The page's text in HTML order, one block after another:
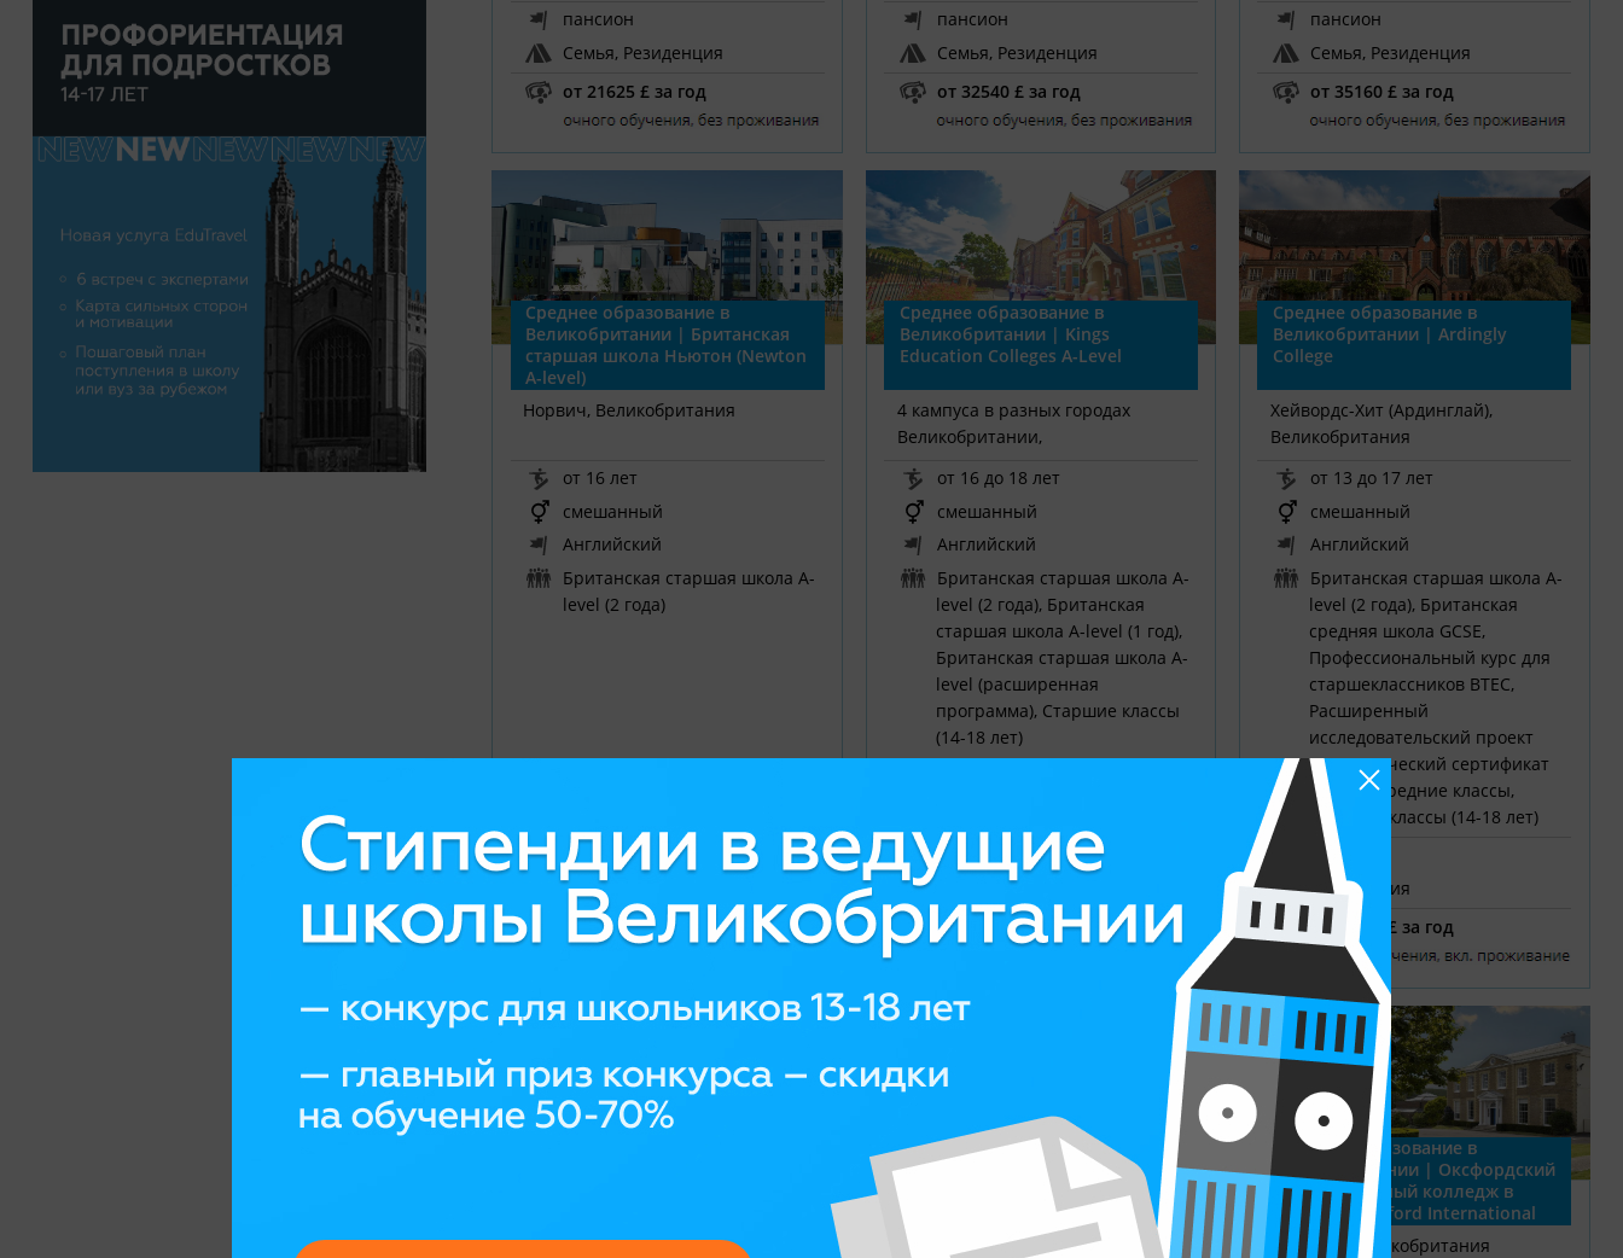
пансион
Семья, Резиденция
от 21625 £ за год
пансион
Семья, Резиденция
от 32540 £ за год
пансион
Семья, Резиденция
от 35160 £ за год
Среднее образование в
Великобритании | Британская
старшая школа Ньютон (Newton
A-level)
Норвич, Великобритания
от 16 лет
смешанный
Английский
Британская старшая школа A-
level (2 года)
пансион
Резиденция
от 60827 £ за всю программу
Среднее образование в
Великобритании | Kings
Education Colleges A-Level
4 кампуса в разных городах
Великобритании,
от 16 до 18 лет
смешанный
Английский
Британская старшая школа A-
level (2 года), Британская
старшая школа A-level (1 год),
Британская старшая школа A-
level (расширенная
программа), Старшие классы
(14-18 лет)
дневная
Семья, Резиденция
от 42631 £ за год
Среднее образование в
Великобритании | Ardingly
College
Хейвордс-Хит (Ардинглай),
Великобритания
от 13 до 17 лет
смешанный
Английский
Британская старшая школа A-
level (2 года), Британская
средняя школа GCSE,
Профессиональный курс для
старшеклассников BTEC,
Расширенный
исследовательский проект
EPQ, Творческий сертификат
LAMDA, Средние классы,
Старшие классы (14-18 лет)
пансион
Резиденция
от 30750 £ за год
Оксфорд, Великобритания
Среднее образование в
Великобритании | David Game
Лондон, Великобритания
Среднее образование в
Великобритании | Оксфордский
международный колледж в
Брайтоне (Oxford International
College Brighton)
Брайтон, Великобритания